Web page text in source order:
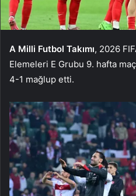
A Milli Futbol Takımı, 2026
Elemeleri E Grubu 9. hafta
4-1 mağlup etti.